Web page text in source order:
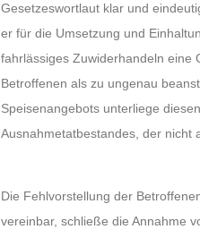
Gesetzeswortlaut klar und
er für die Umsetzung und
fahrlässiges Zuwiderhandeln eine
Betroffenen als zu ungenau
Speisenangebots unterliege
Ausnahmetatbestandes, der nicht
Die Fehlvorstellung der
vereinbar, schließe die Annahme